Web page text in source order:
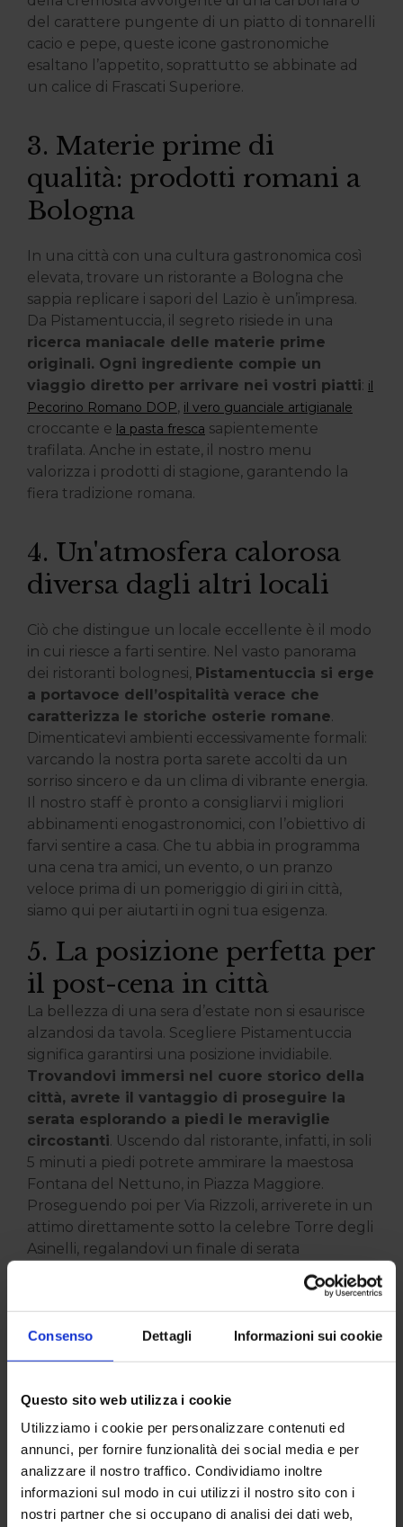
Consenso Dettagli Informazioni sui cookie
Questo sito web utilizza i cookie
Utilizziamo i cookie per personalizzare contenuti ed
annunci, per fornire funzionalità dei social media e per
analizzare il nostro traffico. Condividiamo inoltre
informazioni sul modo in cui utilizzi il nostro sito con i
nostri partner che si occupano di analisi dei dati web,
del carattere pungente di un piatto di tonnarelli
cacio e pepe, queste icone gastronomiche
esaltano l’appetito, soprattutto se abbinate ad
un calice di Frascati Superiore.
3. Materie prime di
qualità: prodotti romani a
Bologna
In una città con una cultura gastronomica così
elevata, trovare un ristorante a Bologna che
sappia replicare i sapori del Lazio è un’impresa.
Da Pistamentuccia, il segreto risiede in una
ricerca maniacale delle materie prime
originali. Ogni ingrediente compie un
viaggio diretto per arrivare nei vostri piatti: il
Pecorino Romano DOP, il vero guanciale artigianale
croccante e la pasta fresca sapientemente
trafilata. Anche in estate, il nostro menu
valorizza i prodotti di stagione, garantendo la
fiera tradizione romana.
4. Un'atmosfera calorosa
diversa dagli altri locali
Ciò che distingue un locale eccellente è il modo
in cui riesce a farti sentire. Nel vasto panorama
dei ristoranti bolognesi, Pistamentuccia si erge
a portavoce dell’ospitalità verace che
caratterizza le storiche osterie romane.
Dimenticatevi ambienti eccessivamente formali:
varcando la nostra porta sarete accolti da un
sorriso sincero e da un clima di vibrante energia.
Il nostro staff è pronto a consigliarvi i migliori
abbinamenti enogastronomici, con l’obiettivo di
farvi sentire a casa. Che tu abbia in programma
una cena tra amici, un evento, o un pranzo
veloce prima di un pomeriggio di giri in città,
siamo qui per aiutarti in ogni tua esigenza.
5. La posizione perfetta per
il post-cena in città
La bellezza di una sera d’estate non si esaurisce
alzandosi da tavola. Scegliere Pistamentuccia
significa garantirsi una posizione invidiabile.
Trovandovi immersi nel cuore storico della
città, avrete il vantaggio di proseguire la
serata esplorando a piedi le meraviglie
circostanti. Uscendo dal ristorante, infatti, in soli
5 minuti a piedi potrete ammirare la maestosa
Fontana del Nettuno, in Piazza Maggiore.
Proseguendo poi per Via Rizzoli, arriverete in un
attimo direttamente sotto la celebre Torre degli
Asinelli, regalandovi un finale di serata
passeggiando tra le bellezze senza tempo di
Bologna. Potrete concedervi una passeggiata
sotto i portici, raggiungere le piazze principali
illuminate o fermarvi per un drink nei locali
adiacenti.
Vivi l'emozione di Roma
al centro dell'Emilia
Se la descrizione di questi sapori autentici ha
stuzzicato il tuo appetito e l’idea di immergerti
nell’energia di Roma ti ha conquistato, non
esitare.La risposta perfetta e originale alla